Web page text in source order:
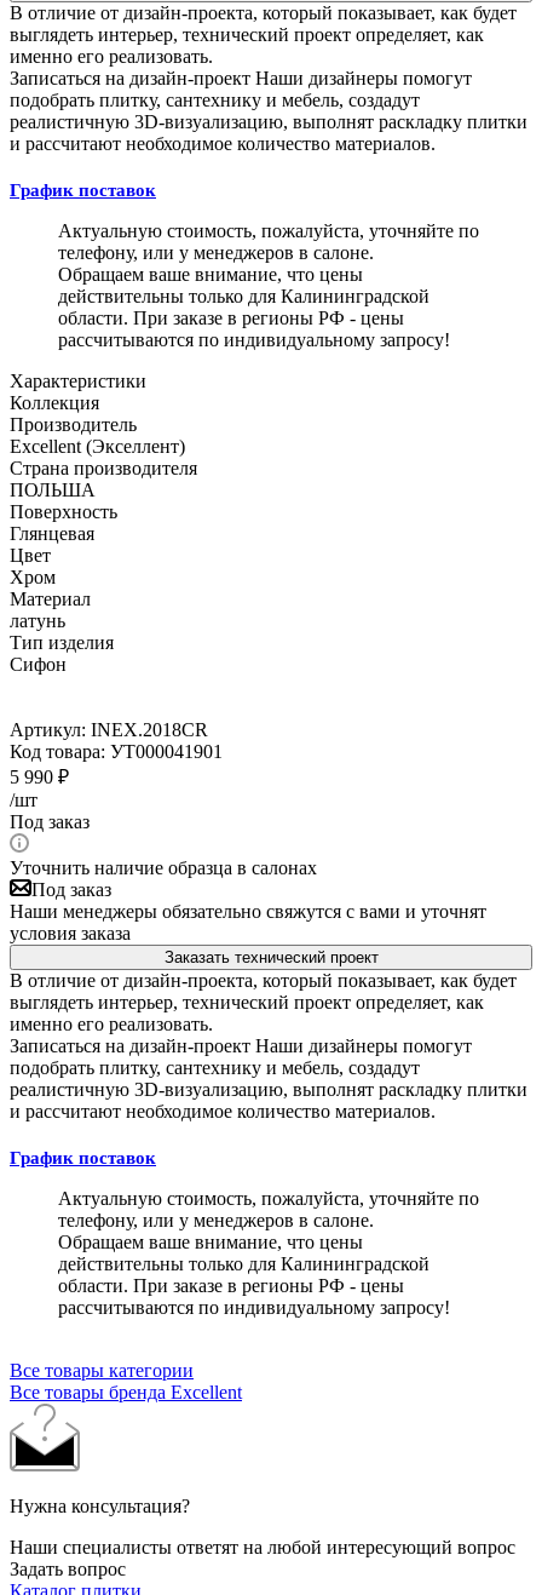
В отличие от дизайн-проекта, который показывает, как будет
выглядеть интерьер, технический проект определяет, как
именно его реализовать.
Записаться на дизайн-проект Наши дизайнеры помогут
подобрать плитку, сантехнику и мебель, создадут
реалистичную 3D-визуализацию, выполнят раскладку плитки
и рассчитают необходимое количество материалов.
График поставок
Актуальную стоимость, пожалуйста, уточняйте по
телефону, или у менеджеров в салоне.
Обращаем ваше внимание, что цены
действительны только для Калининградской
области. При заказе в регионы РФ - цены
рассчитываются по индивидуальному запросу!
Характеристики
Коллекция
Производитель
Excellent (Экселлент)
Страна производителя
ПОЛЬША
Поверхность
Глянцевая
Цвет
Хром
Материал
латунь
Тип изделия
Сифон
Артикул: INEX.2018CR
Код товара: УТ000041901
5 990 ₽
/шт
Под заказ
Уточнить наличие образца в салонах
Под заказ
Наши менеджеры обязательно свяжутся с вами и уточнят
условия заказа
Заказать технический проект
В отличие от дизайн-проекта, который показывает, как будет
выглядеть интерьер, технический проект определяет, как
именно его реализовать.
Записаться на дизайн-проект Наши дизайнеры помогут
подобрать плитку, сантехнику и мебель, создадут
реалистичную 3D-визуализацию, выполнят раскладку плитки
и рассчитают необходимое количество материалов.
График поставок
Актуальную стоимость, пожалуйста, уточняйте по
телефону, или у менеджеров в салоне.
Обращаем ваше внимание, что цены
действительны только для Калининградской
области. При заказе в регионы РФ - цены
рассчитываются по индивидуальному запросу!
Все товары категории
Все товары бренда Excellent
Нужна консультация?
Наши специалисты ответят на любой интересующий вопрос
Задать вопрос
Каталог плитки